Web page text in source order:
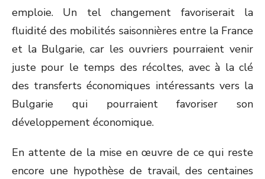
emploie. Un tel changement favoriserait la
fluidité des mobilités saisonnières entre la France
et la Bulgarie, car les ouvriers pourraient venir
juste pour le temps des récoltes, avec à la clé
des transferts économiques intéressants vers la
Bulgarie qui pourraient favoriser son
développement économique.
En attente de la mise en œuvre de ce qui reste
encore une hypothèse de travail, des centaines